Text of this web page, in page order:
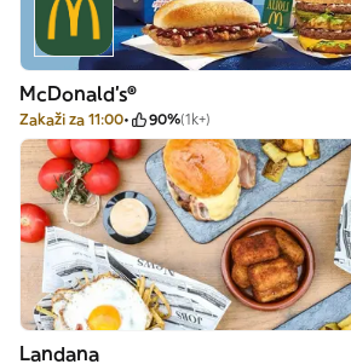
McDonald's®
Zakaži za 11:00 90%(1k+)
Landana